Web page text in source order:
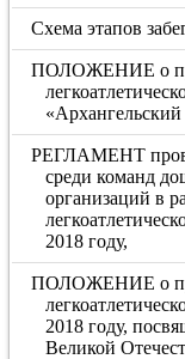
Схема этапов
ПОЛОЖЕНИЕ о
РЕГЛАМЕНТ
среди команд
организаций в
2018 году,
ПОЛОЖЕНИЕ о
2018 году,
Великой